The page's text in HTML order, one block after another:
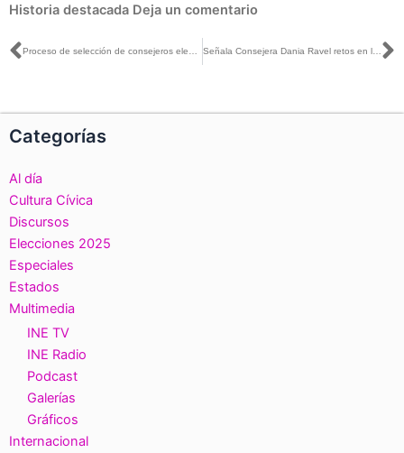
Historia destacada Deja un comentario
Ant Señala Consejera Dania Ravel retos en la organización de las elecciones 2020 en Coahuila e Hidalgo en el marco de la pandemia
Categorías
Al día
Cultura Cívica
Discursos
Elecciones 2025
Especiales
Estados
Multimedia
INE TV
INE Radio
Podcast
Galerías
Gráficos
Internacional